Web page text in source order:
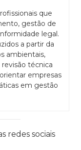
que
gestão de
legal.
a partir da
ambientais,
técnica
empresas
em gestão
redes sociais